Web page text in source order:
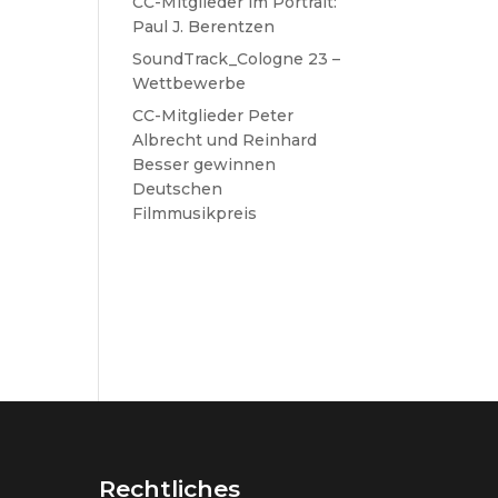
Paul J. Berentzen
SoundTrack_Cologne 23 –
Wettbewerbe
CC-Mitglieder Peter
Albrecht und Reinhard
Besser gewinnen
Deutschen
Filmmusikpreis
Rechtliches